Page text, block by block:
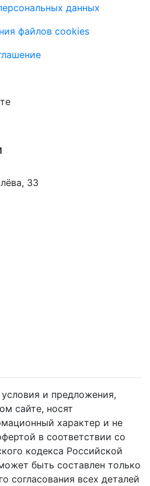
данных
файлов cookies
33
и предложения,
сайте, носят
характер и не
в соответствии со
кодекса Российской
быть составлен только
согласования всех деталей